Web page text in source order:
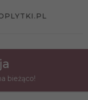
bieżąco!